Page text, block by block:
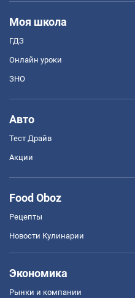
Моя школа
ГДЗ
Онлайн уроки
ЗНО
Авто
Тест Драйв
Акции
Food Oboz
Рецепты
Новости Кулинарии
Экономика
Рынки и компании